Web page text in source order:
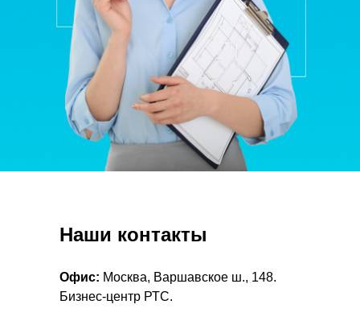
Офис: Москва, Варшавское ш., 148.
Бизнес-центр РТС.
Наши контакты